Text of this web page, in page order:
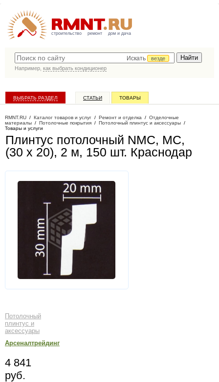
строительство ремонт дом и дача
Искать
везде
Например, как выбрать кондиционер
ВЫБРАТЬ РАЗДЕЛ СТАТЬИ ТОВАРЫ
RMNT.RU / Каталог товаров и услуг / Ремонт и отделка / Отделочные
материалы / Потолочные покрытия / Потолочный плинтус и аксессуары /
Товары и услуги
Плинтус потолочный NMC, MC,
(30 х 20), 2 м, 150 шт. Краснодар
Потолочный
плинтус и
аксессуары
Арсеналтрейдинг
4 841
руб.